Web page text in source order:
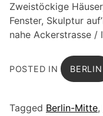
Zweistöckige
Fenster, Skulptur
nahe Ackerstrasse /
POSTED IN BERLIN
Tagged Berlin-Mitte,